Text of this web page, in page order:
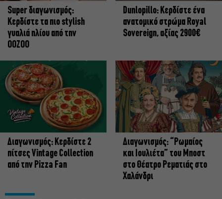
Super διαγωνισμός:
Κερδίστε τα πιο stylish
γυαλιά ηλίου από την
OOZOO
Dunlopillo: Κερδίστε ένα
ανατομικό στρώμα Royal
Sovereign, αξίας 2900€
Διαγωνισμός: Κερδίστε 2
πίτσες Vintage Collection
από την Pizza Fan
Διαγωνισμός: “Ρωμαίος
και Ιουλιέτα” του Μποστ
στο Θέατρο Ρεματιάς στο
Χαλάνδρι